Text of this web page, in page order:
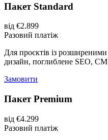
Пакет Standard
від €2.899
Разовий платіж
Для проєктів із
дизайн, поглиблене SEO,
Замовити
Пакет Premium
від €4.299
Разовий платіж